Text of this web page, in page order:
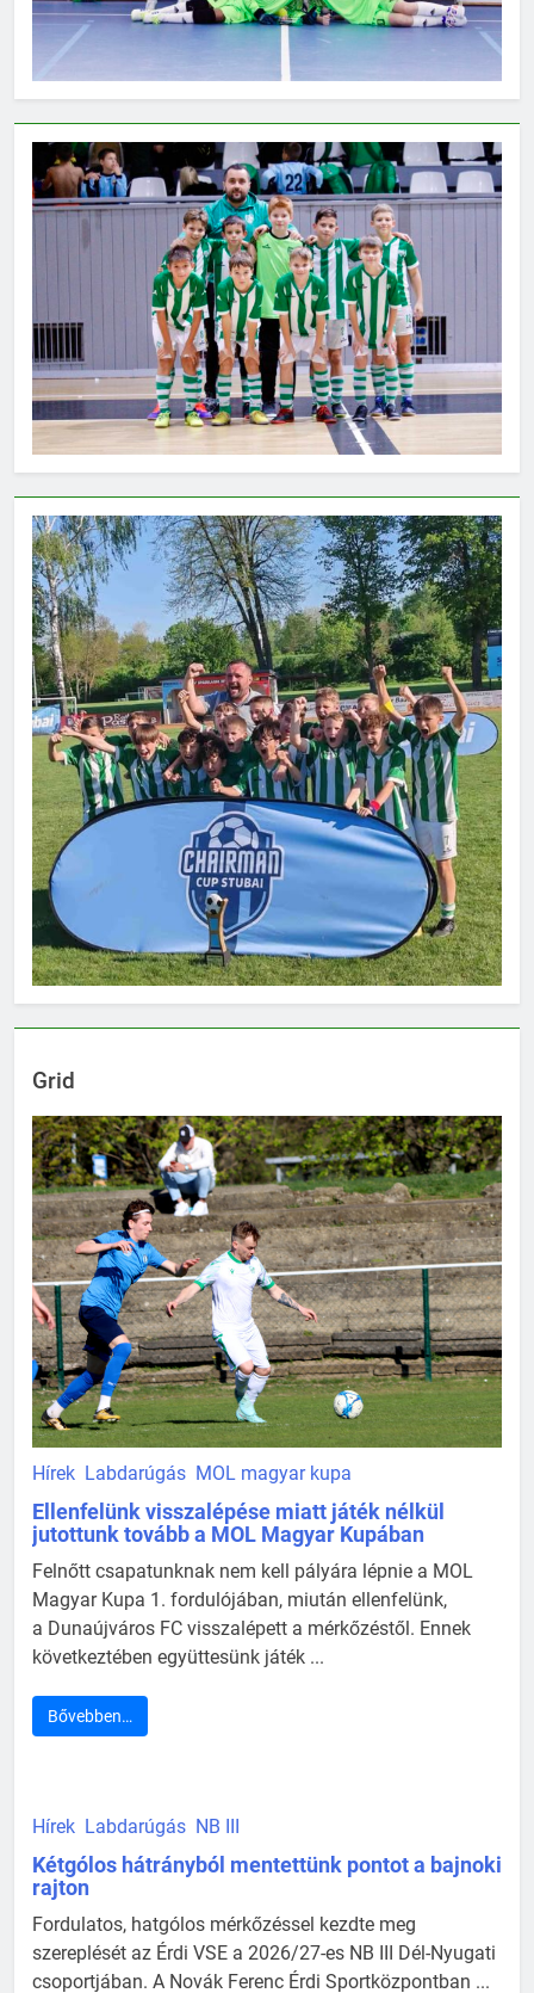
Grid
Hírek Labdarúgás MOL magyar kupa
Ellenfelünk visszalépése miatt játék nélkül
jutottunk tovább a MOL Magyar Kupában
Felnőtt csapatunknak nem kell pályára lépnie a MOL
Magyar Kupa 1. fordulójában, miután ellenfelünk,
a Dunaújváros FC visszalépett a mérkőzéstől. Ennek
következtében együttesünk játék ...
Bővebben…
Hírek Labdarúgás NB III
Kétgólos hátrányból mentettünk pontot a bajnoki
rajton
Fordulatos, hatgólos mérkőzéssel kezdte meg
szereplését az Érdi VSE a 2026/27-es NB III Dél-Nyugati
csoportjában. A Novák Ferenc Érdi Sportközpontban ...